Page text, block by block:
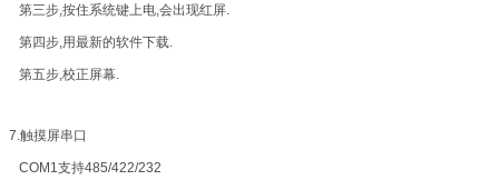
第三步,按住系统键上电,会出现红屏.
第四步,用最新的软件下载.
第五步,校正屏幕.
7.触摸屏串口
COM1支持485/422/232